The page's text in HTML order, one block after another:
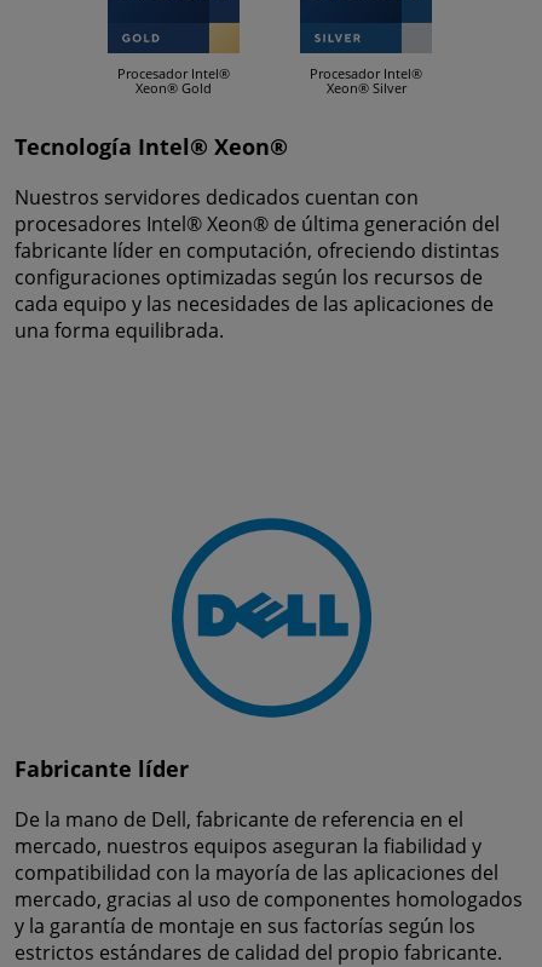
Tecnología Intel® Xeon®
Nuestros servidores dedicados cuentan con
procesadores Intel® Xeon® de última generación del
fabricante líder en computación, ofreciendo distintas
configuraciones optimizadas según los recursos de
cada equipo y las necesidades de las aplicaciones de
una forma equilibrada.
Fabricante líder
De la mano de Dell, fabricante de referencia en el
mercado, nuestros equipos aseguran la fiabilidad y
compatibilidad con la mayoría de las aplicaciones del
mercado, gracias al uso de componentes homologados
y la garantía de montaje en sus factorías según los
estrictos estándares de calidad del propio fabricante.